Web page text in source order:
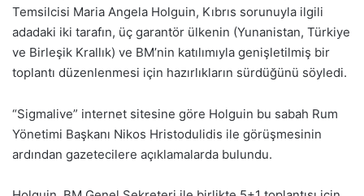
Temsilcisi Maria Angela Holguin, Kıbrıs sorunuyla ilgili
adadaki iki tarafın, üç garantör ülkenin (Yunanistan, Türkiye
ve Birleşik Krallık) ve BM’nin katılımıyla genişletilmiş bir
toplantı düzenlenmesi için hazırlıkların sürdüğünü söyledi.
“Sigmalive” internet sitesine göre Holguin bu sabah Rum
Yönetimi Başkanı Nikos Hristodulidis ile görüşmesinin
ardından gazetecilere açıklamalarda bulundu.